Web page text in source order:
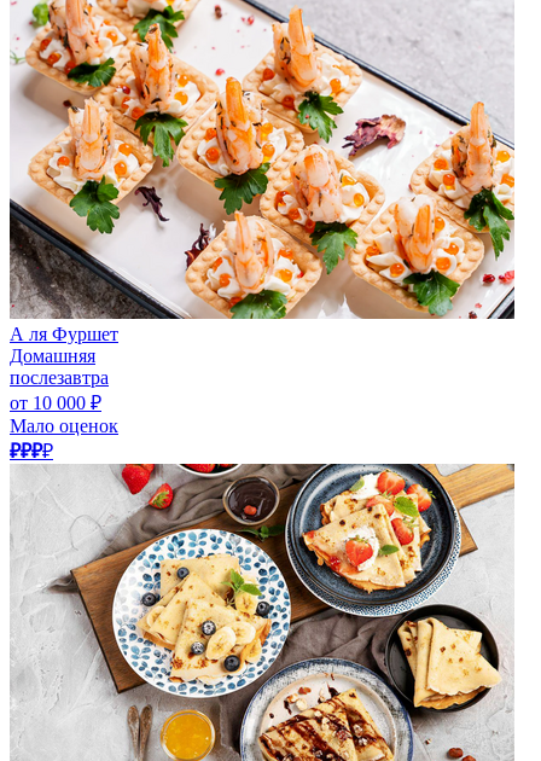
А ля Фуршет
Домашняя
послезавтра
от 10 000 ₽
Мало оценок
₽₽₽₽